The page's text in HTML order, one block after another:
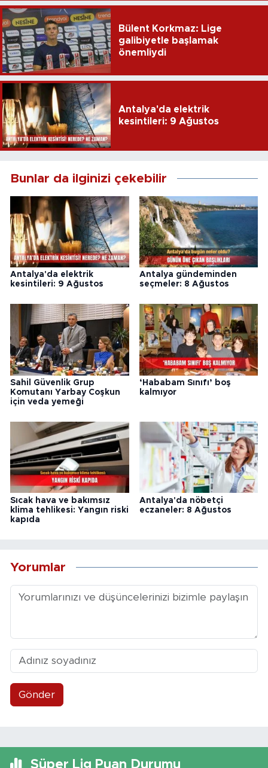
Bülent Korkmaz: Lige
galibiyetle başlamak
önemliydi
Antalya'da elektrik
kesintileri: 9 Ağustos
Bunlar da ilginizi çekebilir
Antalya'da elektrik
kesintileri: 9 Ağustos
Antalya gündeminden
seçmeler: 8 Ağustos
Sahil Güvenlik Grup
Komutanı Yarbay Coşkun
için veda yemeği
‘Hababam Sınıfı’ boş
kalmıyor
Sıcak hava ve bakımsız
klima tehlikesi: Yangın riski
kapıda
Antalya'da nöbetçi
eczaneler: 8 Ağustos
Yorumlar
Gönder
Süper Lig Puan Durumu